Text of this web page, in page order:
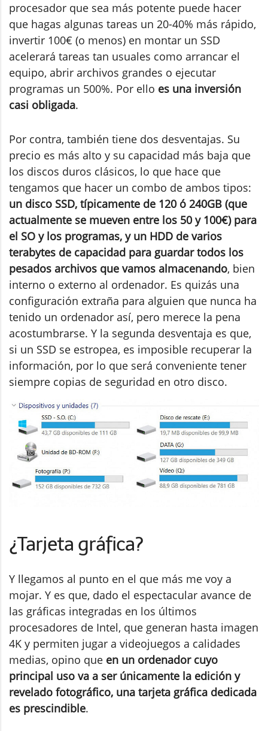
procesador que sea más potente puede hacer
que hagas algunas tareas un 20-40% más rápido,
invertir 100€ (o menos) en montar un SSD
acelerará tareas tan usuales como arrancar el
equipo, abrir archivos grandes o ejecutar
programas un 500%. Por ello es una inversión
casi obligada.
Por contra, también tiene dos desventajas. Su
precio es más alto y su capacidad más baja que
los discos duros clásicos, lo que hace que
tengamos que hacer un combo de ambos tipos:
un disco SSD, típicamente de 120 ó 240GB (que
actualmente se mueven entre los 50 y 100€) para
el SO y los programas, y un HDD de varios
terabytes de capacidad para guardar todos los
pesados archivos que vamos almacenando, bien
interno o externo al ordenador. Es quizás una
configuración extraña para alguien que nunca ha
tenido un ordenador así, pero merece la pena
acostumbrarse. Y la segunda desventaja es que,
si un SSD se estropea, es imposible recuperar la
información, por lo que será conveniente tener
siempre copias de seguridad en otro disco.
¿Tarjeta gráfica?
Y llegamos al punto en el que más me voy a
mojar. Y es que, dado el espectacular avance de
las gráficas integradas en los últimos
procesadores de Intel, que generan hasta imagen
4K y permiten jugar a videojuegos a calidades
medias, opino que en un ordenador cuyo
principal uso va a ser únicamente la edición y
revelado fotográfico, una tarjeta gráfica dedicada
es prescindible.